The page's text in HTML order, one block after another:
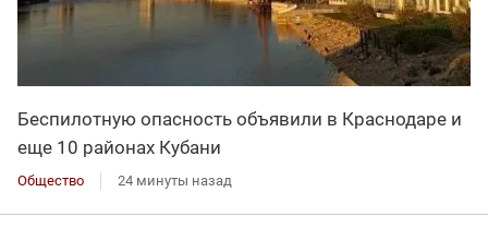
Беспилотную опасность объявили в Краснодаре и
еще 10 районах Кубани
Общество 24 минуты назад